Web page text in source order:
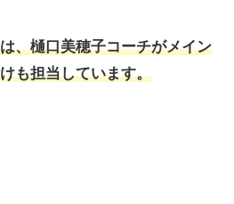
、樋口美穂子コーチがメイン
も担当しています。